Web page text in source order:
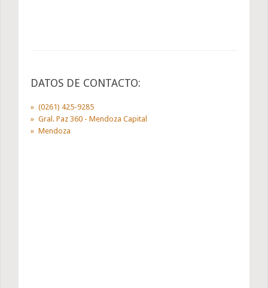
DATOS DE CONTACTO:
(0261) 425-9285
Gral. Paz 360 - Mendoza Capital
Mendoza